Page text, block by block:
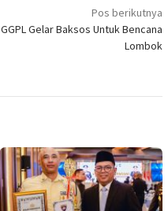
Pos berikutnya
GGPL Gelar Baksos Untuk Bencana
Lombok